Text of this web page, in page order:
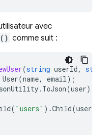
avec
comme suit :
(string userId,
string
User(name, email);
. ToJson(user);
( "users" ).Child(userId